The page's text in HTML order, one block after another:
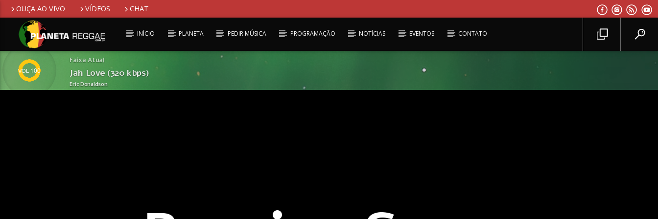
OUÇA AO VIVO VÍDEOS CHAT
INÍCIO PLANETA PEDIR MÚSICA PROGRAMAÇÃO NOTÍCIAS EVENTOS CONTATO
100
Faixa Atual
Jah Love (320 kbps)
Eric Donaldson